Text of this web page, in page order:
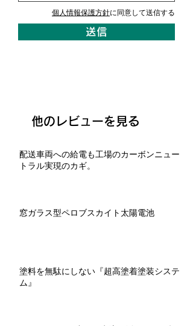
個人情報保護方針に同意して送信する
送信
他のレビューを見る
配送車両への給電も工場のカーボンニュー
トラル実現のカギ。
窓ガラス型ペロブスカイト太陽電池
塗料を無駄にしない『超高塗着塗装システ
ム』